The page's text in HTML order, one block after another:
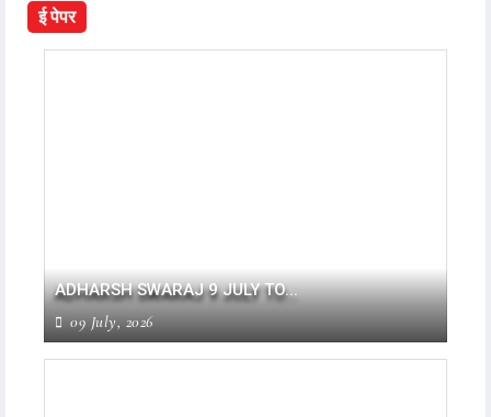
ई पेपर
ADHARSH SWARAJ 9 JULY TO...
09 July, 2026